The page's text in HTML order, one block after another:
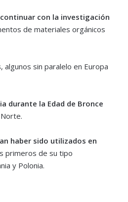
con la investigación
de materiales orgánicos
, algunos sin paralelo en Europa
durante la Edad de Bronce
haber sido utilizados en
primeros de su tipo
y Polonia.